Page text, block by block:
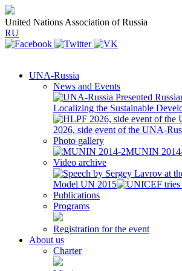
United Nations Association of Russia
RU
UNA-Russia
News and Events
Localizing the Sustainable
2026, side event of the UNA-
Photo gallery
MUNIN
Video archive
Model UN 2015
Publications
Programs
Registration for the event
About us
Charter